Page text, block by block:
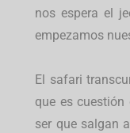
nos espera el
empezamos
El safari
que es
ser que salgan